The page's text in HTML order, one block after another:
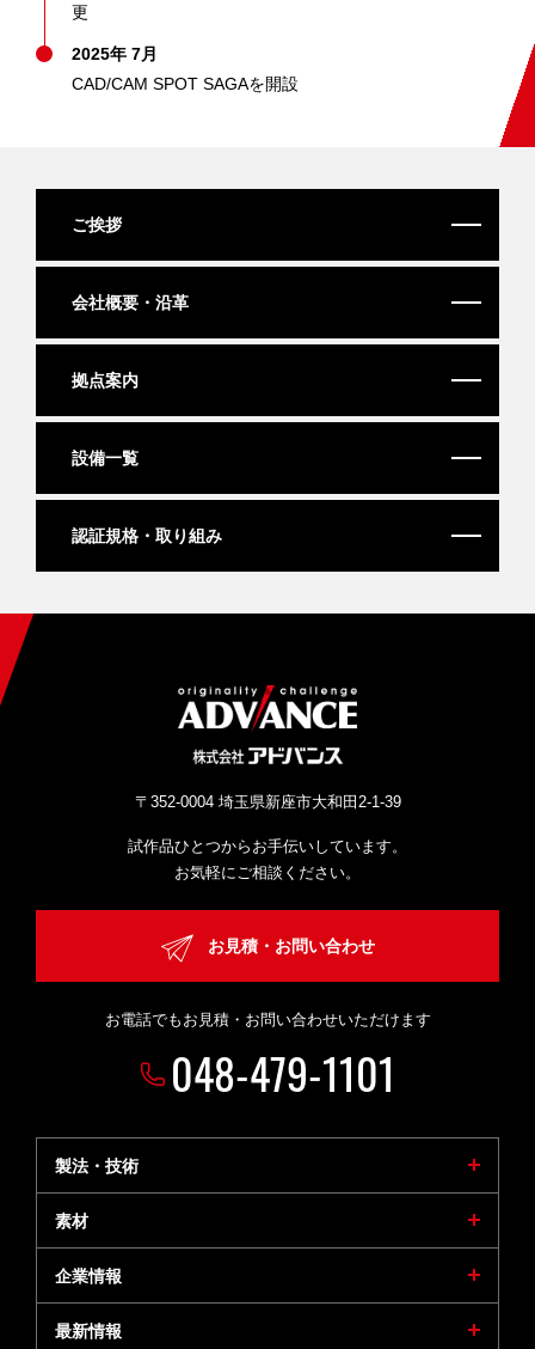
更
2025年 7月
CAD/CAM SPOT SAGAを開設
ご挨拶
会社概要・沿革
拠点案内
設備一覧
認証規格・取り組み
〒352-0004 埼玉県新座市大和田2-1-39
試作品ひとつからお手伝いしています。
お気軽にご相談ください。
お見積・お問い合わせ
お電話でもお見積・お問い合わせいただけます
048-479-1101
製法・技術
素材
企業情報
最新情報